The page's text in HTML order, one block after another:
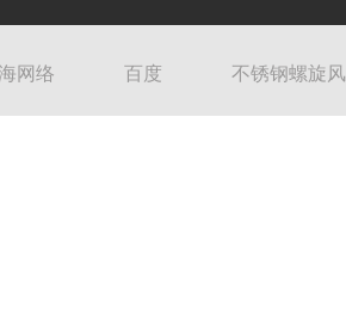
网络 百度 不锈钢螺旋